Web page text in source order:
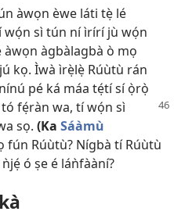
àwọn èwe láti tẹ̀ lé
sì tún ní ìrírí jù wọ́n
àwọn àgbàlagbà ò mọ
kọ. Ìwà ìrẹ̀lẹ̀ Rúùtù rán
pé ká máa tẹ́tí sí ọ̀rọ̀
fẹ́ràn wa, tíwọ́n sì
sọ. (Ka Sáàmù
fún Rúùtù? Nígbà tí Rúùtù
ó ṣe é láǹfààní?